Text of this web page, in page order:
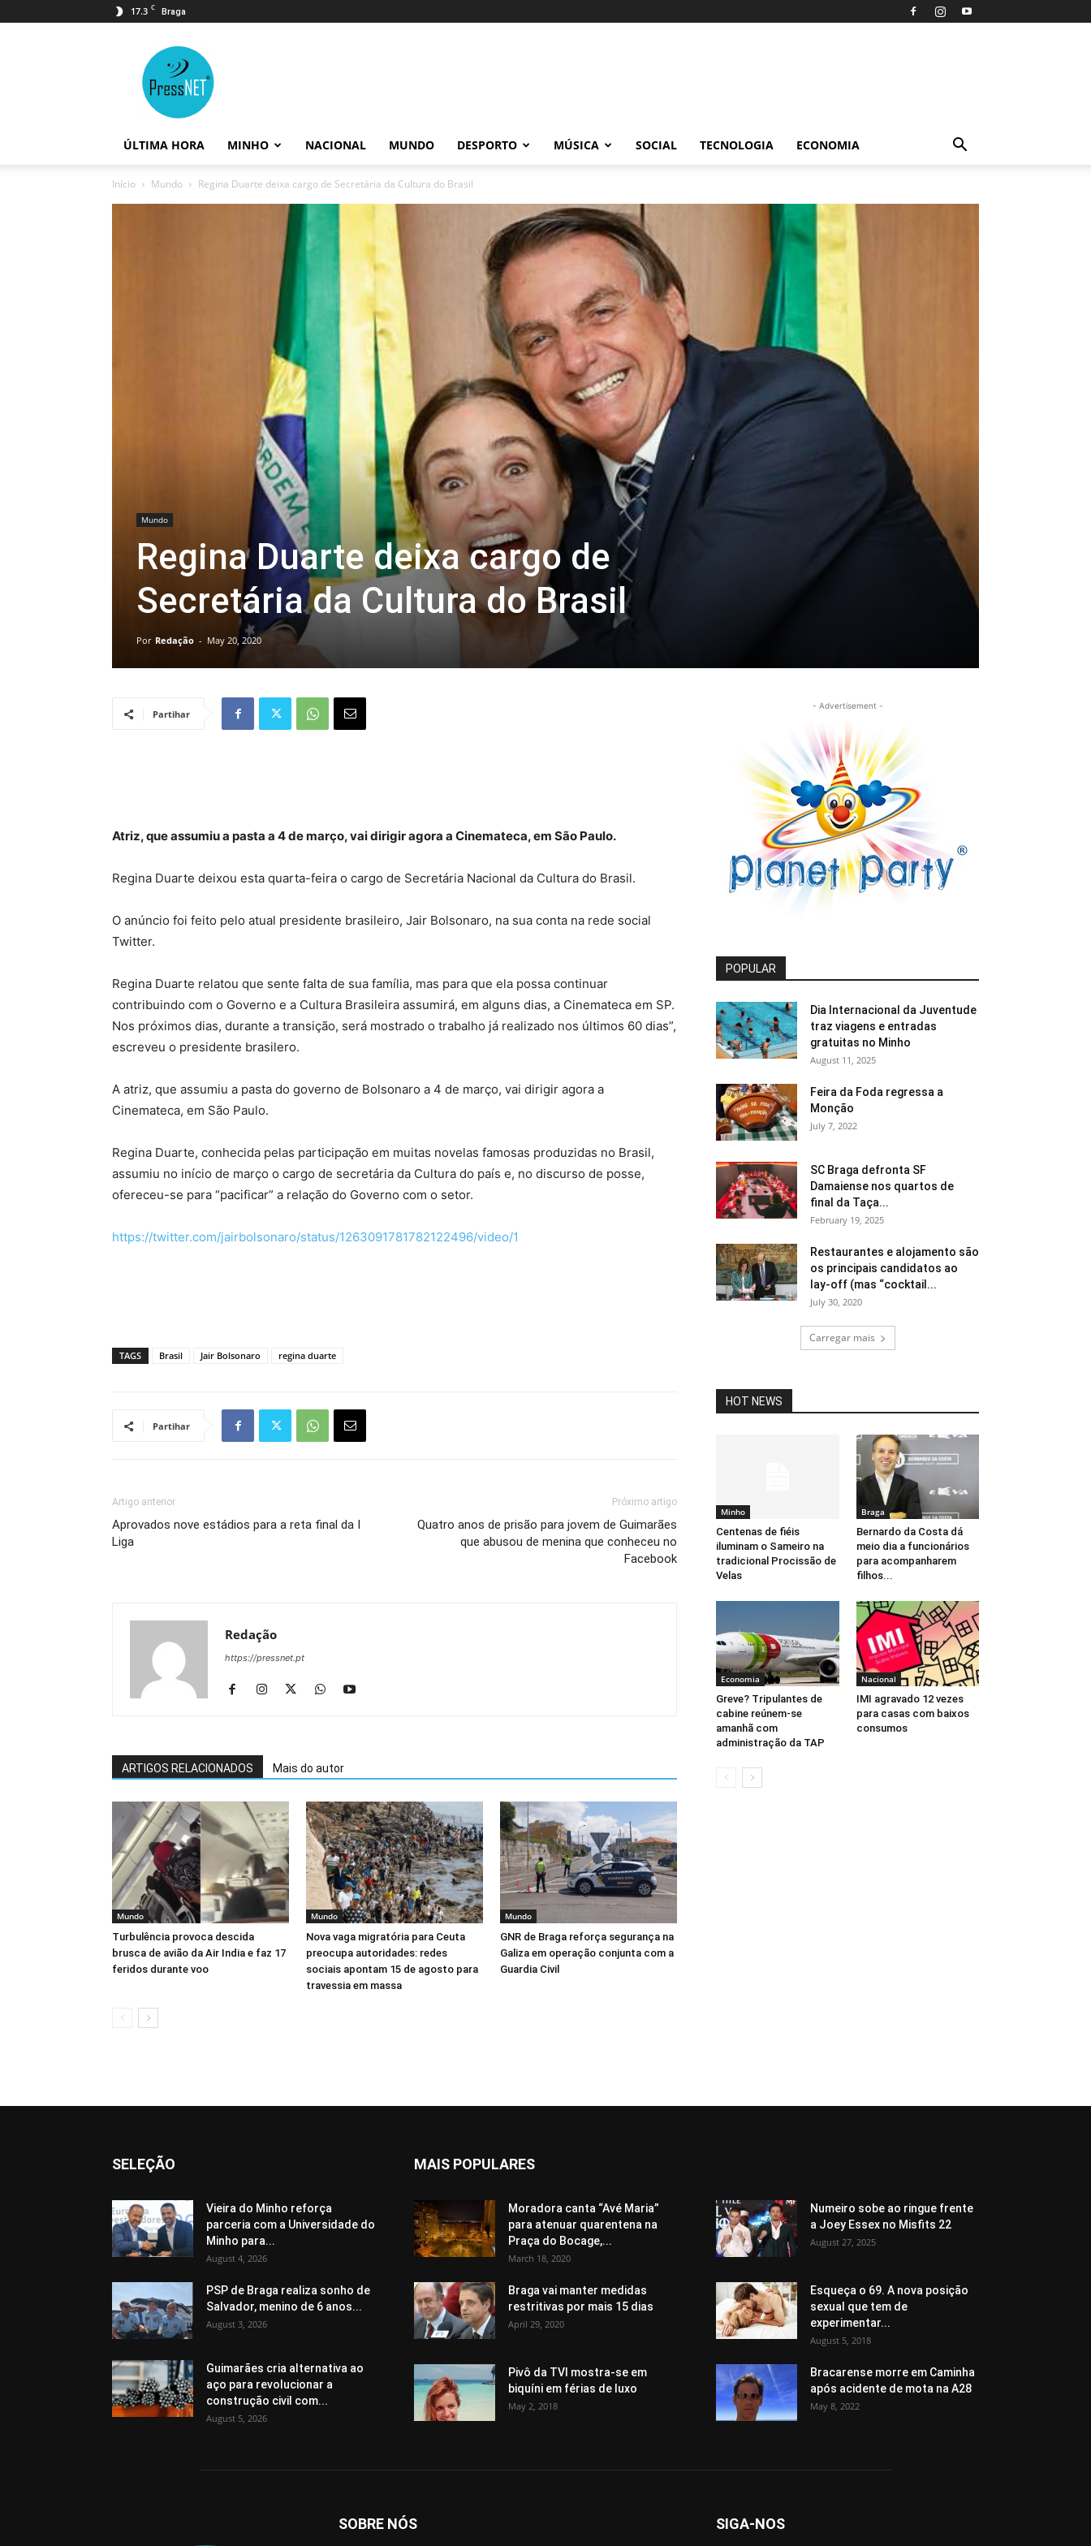
17.3 C Braga
ÚLTIMA HORA MINHO NACIONAL MUNDO DESPORTO MÚSICA SOCIAL TECNOLOGIA ECONOMIA
Início Mundo Regina Duarte deixa cargo de Secretária da Cultura do Brasil
Mundo
Regina Duarte deixa cargo de
Secretária da Cultura do Brasil
Por Redação - May 20, 2020
Partihar
Atriz, que assumiu a pasta a 4 de março, vai dirigir agora a Cinemateca, em São Paulo.
Regina Duarte deixou esta quarta-feira o cargo de Secretária Nacional da Cultura do Brasil.
O anúncio foi feito pelo atual presidente brasileiro, Jair Bolsonaro, na sua conta na rede social
Twitter.
Regina Duarte relatou que sente falta de sua família, mas para que ela possa continuar
contribuindo com o Governo e a Cultura Brasileira assumirá, em alguns dias, a Cinemateca em SP.
Nos próximos dias, durante a transição, será mostrado o trabalho já realizado nos últimos 60 dias”,
escreveu o presidente brasilero.
A atriz, que assumiu a pasta do governo de Bolsonaro a 4 de março, vai dirigir agora a
Cinemateca, em São Paulo.
Regina Duarte, conhecida pelas participação em muitas novelas famosas produzidas no Brasil,
assumiu no início de março o cargo de secretária da Cultura do país e, no discurso de posse,
ofereceu-se para “pacificar” a relação do Governo com o setor.
https://twitter.com/jairbolsonaro/status/1263091781782122496/video/1
TAGS Brasil Jair Bolsonaro regina duarte
Partihar
Artigo anterior
Aprovados nove estádios para a reta final da I
Liga
Próximo artigo
Quatro anos de prisão para jovem de Guimarães
que abusou de menina que conheceu no
Facebook
Redação
https://pressnet.pt
ARTIGOS RELACIONADOS Mais do autor
Mundo
Turbulência provoca descida
brusca de avião da Air India e faz 17
feridos durante voo
Mundo
Nova vaga migratória para Ceuta
preocupa autoridades: redes
sociais apontam 15 de agosto para
travessia em massa
Mundo
GNR de Braga reforça segurança na
Galiza em operação conjunta com a
Guardia Civil
- Advertisement -
POPULAR
Dia Internacional da Juventude
traz viagens e entradas
gratuitas no Minho
August 11, 2025
Feira da Foda regressa a
Monção
July 7, 2022
SC Braga defronta SF
Damaiense nos quartos de
final da Taça...
February 19, 2025
Restaurantes e alojamento são
os principais candidatos ao
lay-off (mas “cocktail...
July 30, 2020
Carregar mais
HOT NEWS
Minho
Centenas de fiéis
iluminam o Sameiro na
tradicional Procissão de
Velas
Braga
Bernardo da Costa dá
meio dia a funcionários
para acompanharem
filhos...
Economia
Greve? Tripulantes de
cabine reúnem-se
amanhã com
administração da TAP
Nacional
IMI agravado 12 vezes
para casas com baixos
consumos
SELEÇÃO
Vieira do Minho reforça
parceria com a Universidade do
Minho para...
August 4, 2026
PSP de Braga realiza sonho de
Salvador, menino de 6 anos...
August 3, 2026
Guimarães cria alternativa ao
aço para revolucionar a
construção civil com...
August 5, 2026
MAIS POPULARES
Moradora canta “Avé Maria”
para atenuar quarentena na
Praça do Bocage,...
March 18, 2020
Numeiro sobe ao ringue frente
a Joey Essex no Misfits 22
August 27, 2025
Braga vai manter medidas
restritivas por mais 15 dias
April 29, 2020
Esqueça o 69. A nova posição
sexual que tem de
experimentar...
August 5, 2018
Pivô da TVI mostra-se em
biquíni em férias de luxo
May 2, 2018
Bracarense morre em Caminha
após acidente de mota na A28
May 8, 2022
SOBRE NÓS SIGA-NOS